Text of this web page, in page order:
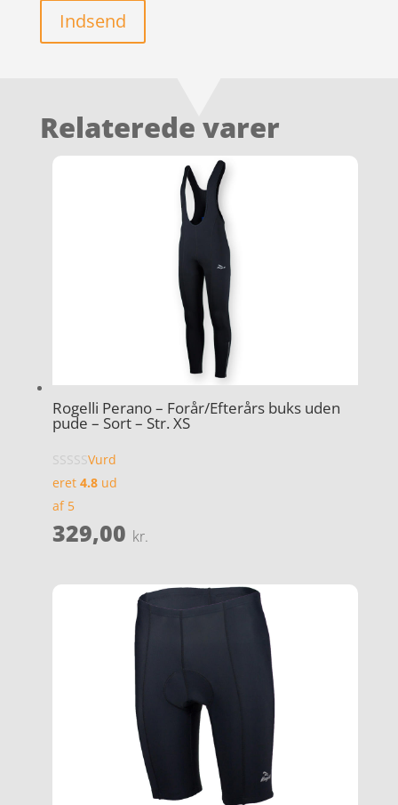
Indsend
Relaterede varer
Rogelli Perano – Forår/Efterårs buks uden
pude – Sort – Str. XS
Vurd
eret 4.8ud
af 5
329,00 kr.